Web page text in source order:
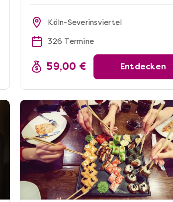
Köln-Severinsviertel
326 Termine
59,00 € Entdecken